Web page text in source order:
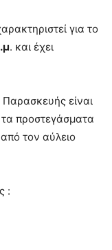
για το
. και έχει
είναι
τα προστεγάσματα
τον αύλειο
: